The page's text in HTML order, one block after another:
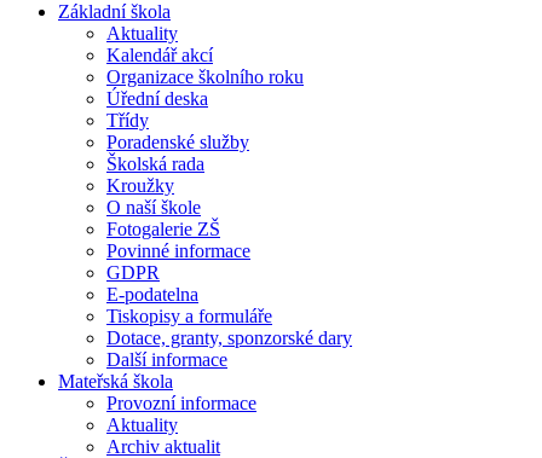
Základní škola
Aktuality
Kalendář akcí
Organizace školního roku
Úřední deska
Třídy
Poradenské služby
Školská rada
Kroužky
O naší škole
Fotogalerie ZŠ
Povinné informace
GDPR
E-podatelna
Tiskopisy a formuláře
Dotace, granty, sponzorské dary
Další informace
Mateřská škola
Provozní informace
Aktuality
Archiv aktualit